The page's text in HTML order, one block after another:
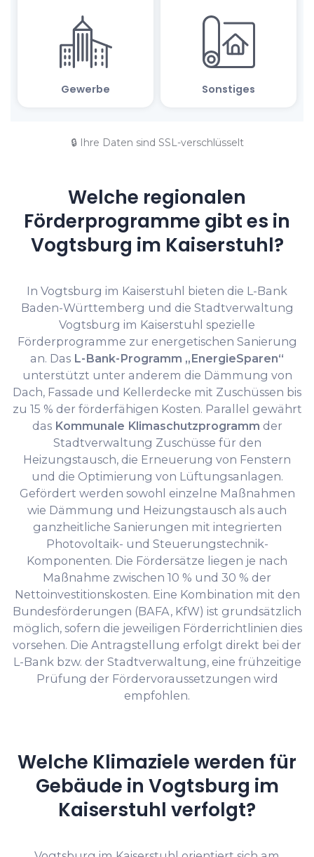
🔒 Ihre Daten sind SSL-verschlüsselt
Welche regionalen
Förderprogramme gibt es in
Vogtsburg im Kaiserstuhl?
In Vogtsburg im Kaiserstuhl bieten die L-Bank
Baden-Württemberg und die Stadtverwaltung
Vogtsburg im Kaiserstuhl spezielle
Förderprogramme zur energetischen Sanierung
an. Das L-Bank-Programm „EnergieSparen“
unterstützt unter anderem die Dämmung von
Dach, Fassade und Kellerdecke mit Zuschüssen bis
zu 15 % der förderfähigen Kosten. Parallel gewährt
das Kommunale Klimaschutzprogramm der
Stadtverwaltung Zuschüsse für den
Heizungstausch, die Erneuerung von Fenstern
und die Optimierung von Lüftungsanlagen.
Gefördert werden sowohl einzelne Maßnahmen
wie Dämmung und Heizungstausch als auch
ganzheitliche Sanierungen mit integrierten
Photovoltaik- und Steuerungstechnik-
Komponenten. Die Fördersätze liegen je nach
Maßnahme zwischen 10 % und 30 % der
Nettoinvestitionskosten. Eine Kombination mit den
Bundesförderungen (BAFA, KfW) ist grundsätzlich
möglich, sofern die jeweiligen Förderrichtlinien dies
vorsehen. Die Antragstellung erfolgt direkt bei der
L-Bank bzw. der Stadtverwaltung, eine frühzeitige
Prüfung der Fördervoraussetzungen wird
empfohlen.
Welche Klimaziele werden für
Gebäude in Vogtsburg im
Kaiserstuhl verfolgt?